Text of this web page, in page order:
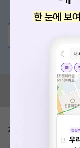
증상/치
혹은, 의료
혹시 잘못된 병원
모두닥 팀에 알려주
가격표